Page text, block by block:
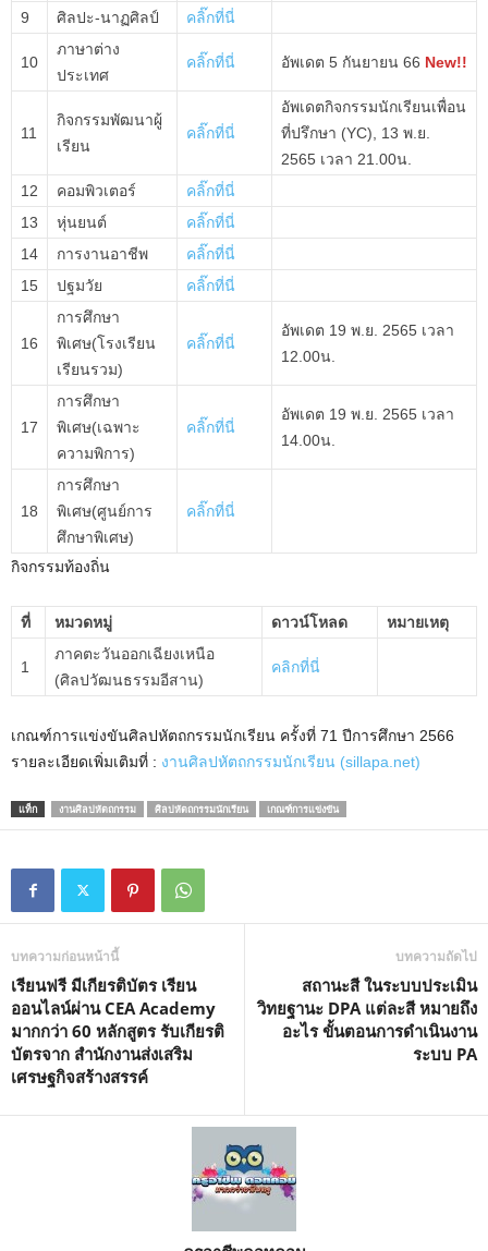
9
ศิลปะ-นาฏศิลป์ คลิ๊กที่นี่
10
ภาษาต่าง
ประเทศ
คลิ๊กที่นี่ อัพเดต 5 กันยายน 66 New!!
11
กิจกรรมพัฒนาผู้
เรียน
คลิ๊กที่นี่
อัพเดตกิจกรรมนักเรียนเพื่อน
ที่ปรึกษา (YC), 13 พ.ย.
2565 เวลา 21.00น.
12
คอมพิวเตอร์
คลิ๊กที่นี่
13
หุ่นยนต์
คลิ๊กที่นี่
14
การงานอาชีพ
คลิ๊กที่นี่
15
ปฐมวัย คลิ๊กที่นี่
16
การศึกษา
พิเศษ(โรงเรียน
เรียนรวม)
คลิ๊กที่นี่
อัพเดต 19 พ.ย. 2565 เวลา
12.00น.
17
การศึกษา
พิเศษ(เฉพาะ
ความพิการ)
คลิ๊กที่นี่
อัพเดต 19 พ.ย. 2565 เวลา
14.00น.
18
การศึกษา
พิเศษ(ศูนย์การ
ศึกษาพิเศษ)
คลิ๊กที่นี่
กิจกรรมท้องถิ่น
ที่ หมวดหมู่ ดาวน์โหลด หมายเหตุ
1
ภาคตะวันออกเฉียงเหนือ
(ศิลปวัฒนธรรมอีสาน)
คลิกที่นี่
เกณฑ์การแข่งขันศิลปหัตถกรรมนักเรียน ครั้งที่ 71 ปีการศึกษา 2566
รายละเอียดเพิ่มเติมที่ : งานศิลปหัตถกรรมนักเรียน (sillapa.net)
แท็ก งานศิลปหัตถกรรม ศิลปหัตถกรรมนักเรียน เกณฑ์การแข่งขัน
บทความก่อนหน้านี้
เรียนฟรี มีเกียรติบัตร เรียน
ออนไลน์ผ่าน CEA Academy
มากกว่า 60 หลักสูตร รับเกียรติ
บัตรจาก สำนักงานส่งเสริม
เศรษฐกิจสร้างสรรค์
บทความถัดไป
สถานะสี ในระบบประเมิน
วิทยฐานะ DPA แต่ละสี หมายถึง
อะไร ขั้นตอนการดำเนินงาน
ระบบ PA